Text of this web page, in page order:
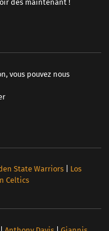
dès maintenant !
vous pouvez nous
State Warriors| Los
Celtics